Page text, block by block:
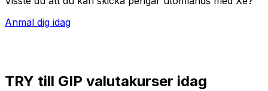
Anmäl dig idag
TRY till GIP valutakurser idag